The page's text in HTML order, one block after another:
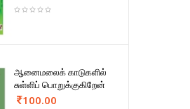
ஆனைமலைக் காடுகளில்
சுள்ளிப் பொறுக்குகிறேன்
100.00